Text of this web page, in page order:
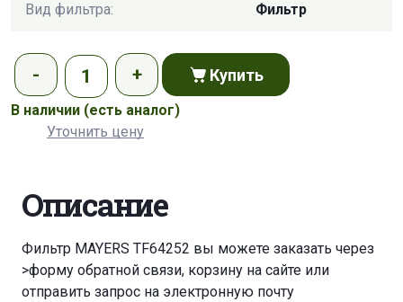
Вид фильтра: Фильтр
Купить
В наличии (есть аналог)
Уточнить цену
Описание
Фильтр MAYERS TF64252 вы можете заказать через
>форму обратной связи, корзину на сайте или
отправить запрос на электронную почту